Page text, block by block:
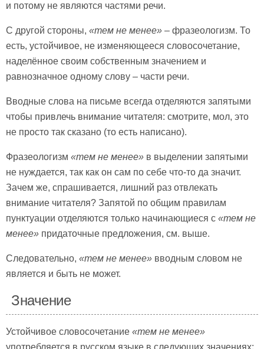
и потому не являются частями речи.
С другой стороны, «тем не менее» – фразеологизм. То
есть, устойчивое, не изменяющееся словосочетание,
наделённое своим собственным значением и
равнозначное одному слову – части речи.
Вводные слова на письме всегда отделяются запятыми
чтобы привлечь внимание читателя: смотрите, мол, это
не просто так сказано (то есть написано).
Фразеологизм «тем не менее» в выделении запятыми
не нуждается, так как он сам по себе что-то да значит.
Зачем же, спрашивается, лишний раз отвлекать
внимание читателя? Запятой по общим правилам
пунктуации отделяются только начинающиеся с «тем не
менее» придаточные предложения, см. выше.
Следовательно, «тем не менее» вводным словом не
является и быть не может.
Значение
Устойчивое словосочетание «тем не менее»